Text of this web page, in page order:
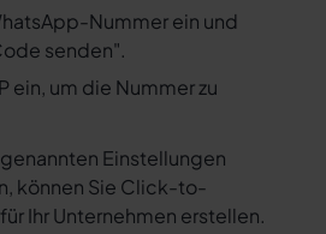
Nummer ein und
senden".
ein, um die Nummer zu
Einstellungen
können Sie Click-to-
Ihr Unternehmen erstellen.